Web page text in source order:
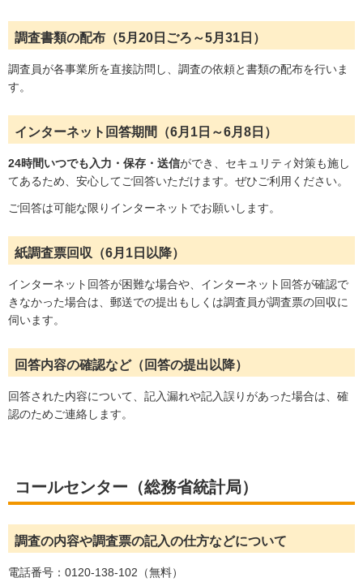
調査書類の配布（5月20日ごろ～5月31日）
調査員が各事業所を直接訪問し、調査の依頼と書類の配布を行いま
す。
インターネット回答期間（6月1日～6月8日）
24時間いつでも入力・保存・送信ができ、セキュリティ対策も施し
てあるため、安心してご回答いただけます。ぜひご利用ください。
ご回答は可能な限りインターネットでお願いします。
紙調査票回収（6月1日以降）
インターネット回答が困難な場合や、インターネット回答が確認で
きなかった場合は、郵送での提出もしくは調査員が調査票の回収に
伺います。
回答内容の確認など（回答の提出以降）
回答された内容について、記入漏れや記入誤りがあった場合は、確
認のためご連絡します。
コールセンター（総務省統計局）
調査の内容や調査票の記入の仕方などについて
電話番号：0120-138-102（無料）